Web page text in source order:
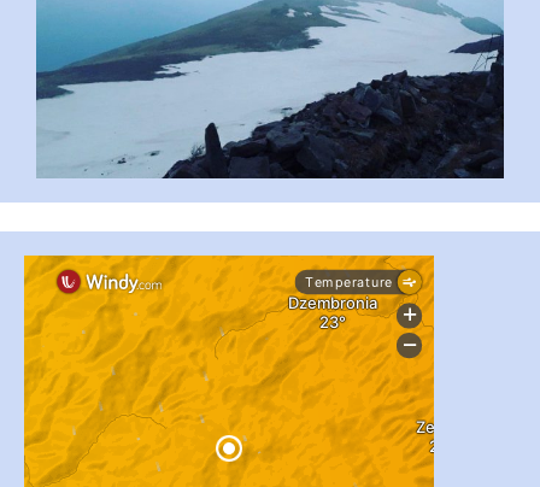
...
pimrec_project